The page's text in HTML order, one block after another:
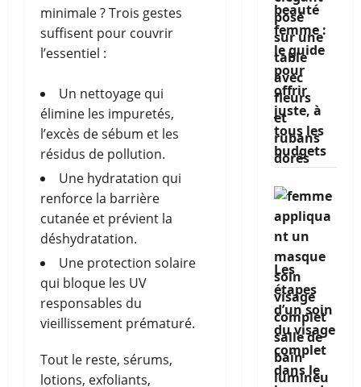
minimale ? Trois gestes
suffisent pour couvrir
l’essentiel :
Un nettoyage qui
élimine les impuretés,
l’excès de sébum et les
résidus de pollution.
Une hydratation qui
renforce la barrière
cutanée et prévient la
déshydratation.
Une protection solaire
qui bloque les UV
responsables du
vieillissement prématuré.
Tout le reste, sérums,
lotions, exfoliants,
beauté
femme :
le guide
pour
offrir
juste, à
tous les
budgets
Les
étapes
d’un soin
du visage
complet
dans le